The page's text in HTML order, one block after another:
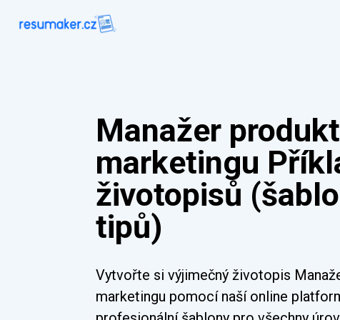
Manažer
marketingu
životopisů
tipů)
Vytvořte si výjimečný životopis
marketingu pomocí naší online